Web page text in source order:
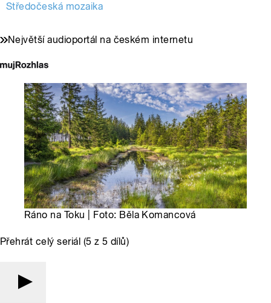
Středočeská mozaika
Největší audioportál na českém internetu
Ráno na Toku | Foto: Běla Komancová
Přehrát celý seriál (5 z 5 dílů)